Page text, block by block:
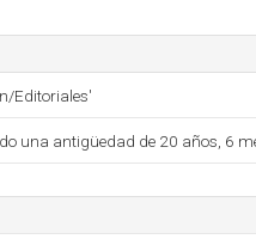
Editoriales'
una antigüedad de 20 años, 6